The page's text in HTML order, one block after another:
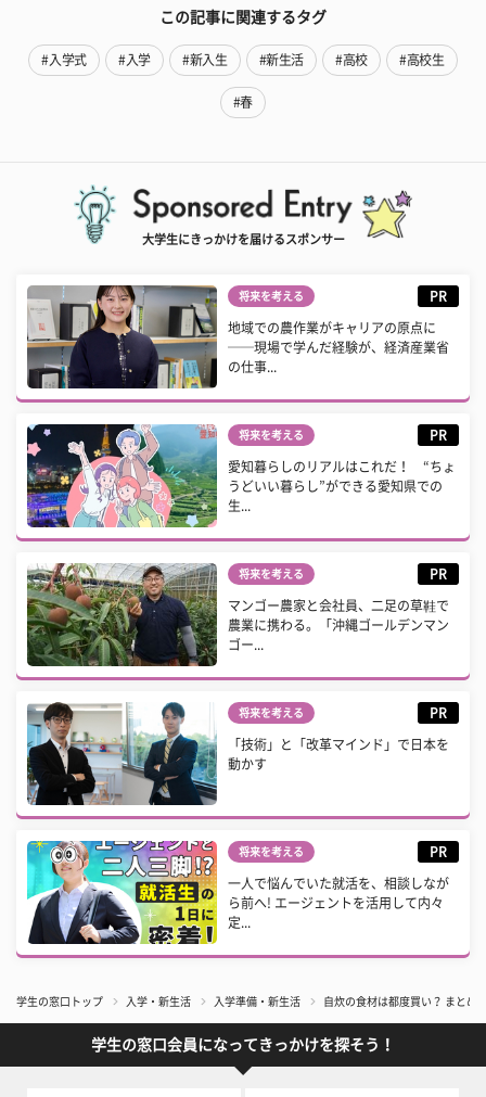
この記事に関連するタグ
#入学式 #入学 #新入生 #新生活 #高校 #高校生
#春
大学生にきっかけを届けるスポンサー
将来を考える PR
地域での農作業がキャリアの原点に
──現場で学んだ経験が、経済産業省
の仕事...
将来を考える PR
愛知暮らしのリアルはこれだ！ “ちょ
うどいい暮らし”ができる愛知県での
生...
将来を考える PR
マンゴー農家と会社員、二足の草鞋で
農業に携わる。「沖縄ゴールデンマン
ゴー...
将来を考える PR
「技術」と「改革マインド」で日本を
動かす
将来を考える PR
一人で悩んでいた就活を、相談しなが
ら前へ! エージェントを活用して内々
定...
学生の窓口トップ 入学・新生活 入学準備・新生活 自炊の食材は都度買い？ まと
学生の窓口会員になってきっかけを探そう！